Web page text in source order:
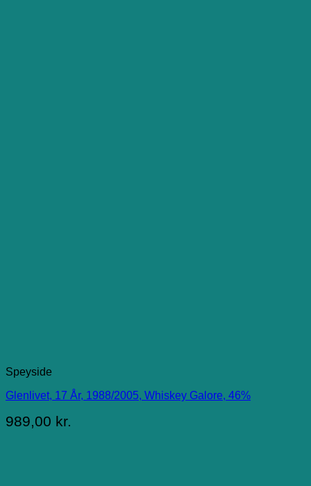
Speyside
Glenlivet, 17 År, 1988/2005, Whiskey Galore, 46%
989,00 kr.